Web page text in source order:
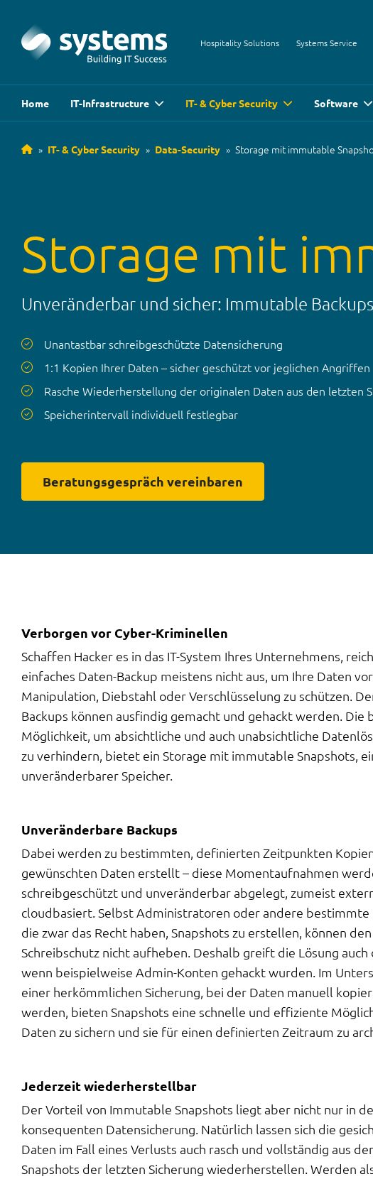
Hospitality Solutions Systems Service
Home IT-Infrastructure IT- & Cyber Security Software
IT- & Cyber Security Data-Security Storage mit immutable
Storage mit
Unveränderbar und sicher: Immutable
Unantastbar schreibgeschützte Datensicherung
1:1 Kopien Ihrer Daten – sicher geschützt vor jeglichen Angriffen
Rasche Wiederherstellung der originalen Daten aus den letzten
Speicherintervall individuell festlegbar
Beratungsgespräch vereinbaren
Verborgen vor Cyber-Kriminellen
Schaffen Hacker es in das IT-System Ihres Unternehmens,
einfaches Daten-Backup meistens nicht aus, um Ihre Daten
Manipulation, Diebstahl oder Verschlüsselung zu schützen.
Backups können ausfindig gemacht und gehackt werden. Die
Möglichkeit, um absichtliche und auch unabsichtliche
zu verhindern, bietet ein Storage mit immutable Snapshots,
unveränderbarer Speicher.
Unveränderbare Backups
Dabei werden zu bestimmten, definierten Zeitpunkten
gewünschten Daten erstellt – diese Momentaufnahmen
schreibgeschützt und unveränderbar abgelegt, zumeist
cloudbasiert. Selbst Administratoren oder andere bestimmte
die zwar das Recht haben, Snapshots zu erstellen, können den
Schreibschutz nicht aufheben. Deshalb greift die Lösung auch
wenn beispielweise Admin-Konten gehackt wurden. Im
einer herkömmlichen Sicherung, bei der Daten manuell
werden, bieten Snapshots eine schnelle und effiziente
Daten zu sichern und sie für einen definierten Zeitraum zu
Jederzeit wiederherstellbar
Der Vorteil von Immutable Snapshots liegt aber nicht nur in
konsequenten Datensicherung. Natürlich lassen sich die
Daten im Fall eines Verlusts auch rasch und vollständig aus
Snapshots der letzten Sicherung wiederherstellen. Werden